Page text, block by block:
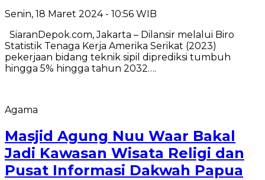
Senin, 18 Maret 2024 - 10:56 WIB
SiaranDepok.com, Jakarta – Dilansir melalui Biro
Statistik Tenaga Kerja Amerika Serikat (2023)
pekerjaan bidang teknik sipil diprediksi tumbuh
hingga 5% hingga tahun 2032….
Agama
Masjid Agung Nuu Waar Bakal
Jadi Kawasan Wisata Religi dan
Pusat Informasi Dakwah Papua